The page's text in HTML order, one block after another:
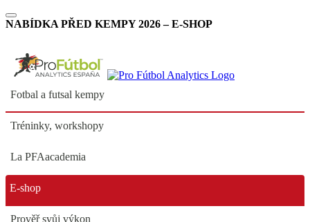
NABÍDKA PŘED KEMPY 2026 – E-SHOP
Fotbal a futsal kempy
Tréninky, workshopy
La PFAacademia
E-shop
Prověř svůj výkon
❗ 2026 JARNÍ PRAHA